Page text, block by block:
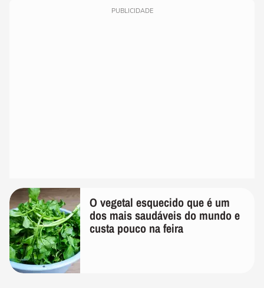
PUBLICIDADE
O vegetal esquecido que é um
dos mais saudáveis do mundo e
custa pouco na feira